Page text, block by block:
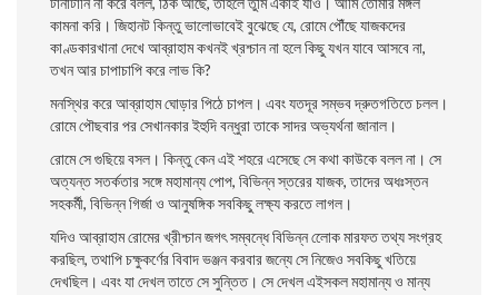
কামনা করি। জিহানট কিন্তু ভালােভাবেই বুঝেছে যে, রােমে পৌঁছে যাজকদের
কাণ্ডকারখানা দেখে আব্রাহাম কখনই খ্রশ্চান না হলে কিছু যখন যাবে আসবে না,
তখন আর চাপাচাপি করে লাভ কি?
মনস্থির করে আব্রাহাম ঘােড়ার পিঠে চাপল। এবং যতদূর সম্ভব দ্রুতগতিতে চলল।
রােমে পৌছবার পর সেখানকার ইহুদি বন্ধুরা তাকে সাদর অভ্যর্থনা জানাল।
রােমে সে গুছিয়ে বসল। কিন্তু কেন এই শহরে এসেছে সে কথা কাউকে বলল না। সে
অত্যন্ত সতর্কতার সঙ্গে মহামান্য পােপ, বিভিন্ন স্তরের যাজক, তাদের অধঃস্তন
সহকর্মী, বিভিন্ন গির্জা ও আনুষঙ্গিক সবকিছু লক্ষ্য করতে লাগল।
যদিও আব্রাহাম রােমের খ্রীশ্চান জগৎ সম্বন্ধে বিভিন্ন লোেক মারফত তথ্য সংগ্রহ
করছিল, তথাপি চক্ষুকর্ণের বিবাদ ভঞ্জন করবার জন্যে সে নিজেও সবকিছু খতিয়ে
দেখছিল। এবং যা দেখল তাতে সে সুন্তিত। সে দেখল এইসকল মহামান্য ও মান্য